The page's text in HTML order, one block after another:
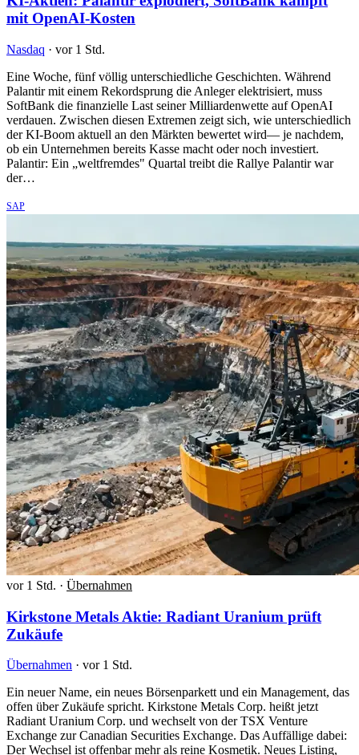
mit OpenAI-Kosten
Nasdaq · vor 1 Std.
Eine Woche, fünf völlig unterschiedliche Geschichten. Während
Palantir mit einem Rekordsprung die Anleger elektrisiert, muss
SoftBank die finanzielle Last seiner Milliardenwette auf OpenAI
verdauen. Zwischen diesen Extremen zeigt sich, wie unterschiedlich
der KI-Boom aktuell an den Märkten bewertet wird— je nachdem,
ob ein Unternehmen bereits Kasse macht oder noch investiert.
Palantir: Ein „weltfremdes" Quartal treibt die Rallye Palantir war
der…
SAP
vor 1 Std. · Übernahmen
Kirkstone Metals Aktie: Radiant Uranium prüft
Zukäufe
Übernahmen · vor 1 Std.
Ein neuer Name, ein neues Börsenparkett und ein Management, das
offen über Zukäufe spricht. Kirkstone Metals Corp. heißt jetzt
Radiant Uranium Corp. und wechselt von der TSX Venture
Exchange zur Canadian Securities Exchange. Das Auffällige dabei:
Der Wechsel ist offenbar mehr als reine Kosmetik. Neues Listing,